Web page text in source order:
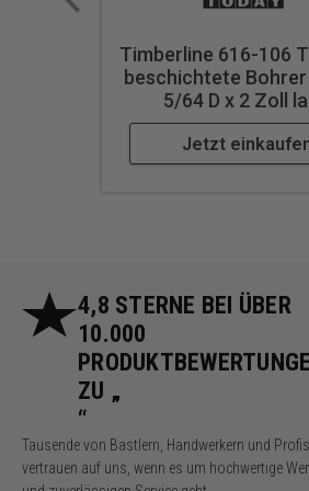
Timberline 616-106
beschichtete Bohrer
5/64 D x 2 Zoll
Jetzt
4,8 STERNE BEI ÜBER
10.000
ZU „
“
Tausende von Bastlern, Handwerkern und Profis
vertrauen auf uns, wenn es um hochwertige